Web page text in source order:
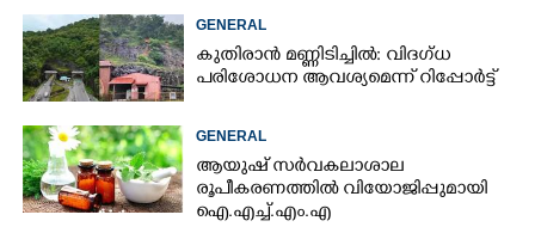
GENERAL
കുതിരാൻ മണ്ണിടിച്ചിൽ: വിദഗ്ധ
പരിശോധന ആവശ്യമെന്ന് റിപ്പോർട്ട്
GENERAL
ആയുഷ് സർവകലാശാല
രൂപീകരണത്തിൽ വിയോജിപ്പുമായി
ഐ.എച്ച്.എം.എ